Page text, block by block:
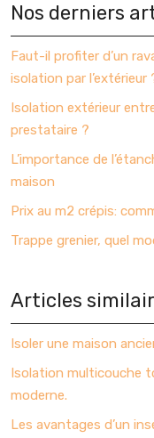
Nos derniers
Faut-il profiter d’un
isolation par l’extérieur
Isolation extérieur
prestataire ?
L’importance de
maison
Prix au m2 crépis:
Trappe grenier, quel
Articles
Isoler une maison
Isolation multicouche
moderne.
Les avantages d’un